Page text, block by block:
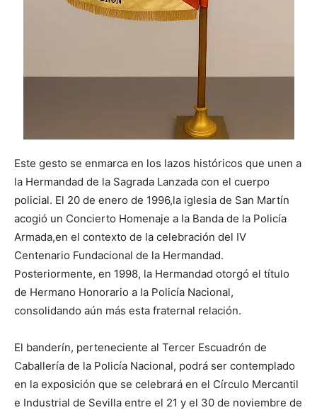
Este gesto se enmarca en los lazos históricos que unen‍ a
la Hermandad de la Sagrada Lanzada con el cuerpo
policial. El 20 de enero de 1996,la iglesia de San Martín
acogió un Concierto Homenaje a la Banda de la Policía
Armada,en el contexto de la celebración del IV
Centenario ‌Fundacional de la Hermandad.
⁢Posteriormente, en 1998, la Hermandad otorgó el título
de Hermano Honorario a la Policía Nacional,
consolidando aún ⁢más esta fraternal relación.
El ​banderín, perteneciente al Tercer Escuadrón de​
Caballería⁣ de la Policía Nacional, podrá ser contemplado
en⁣ la exposición que se celebrará en el ​Círculo Mercantil
e Industrial de Sevilla entre el 21 y el 30 de⁣ noviembre de